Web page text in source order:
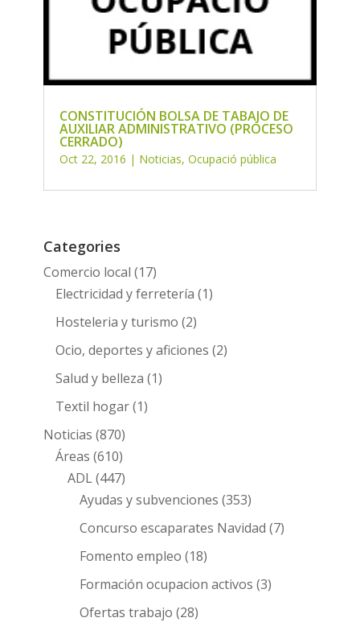
CONSTITUCIÓN BOLSA DE TABAJO DE
AUXILIAR ADMINISTRATIVO (PROCESO
CERRADO)
Oct 22, 2016 | Noticias, Ocupació pública
Categories
Comercio local (17)
Electricidad y ferretería (1)
Hosteleria y turismo (2)
Ocio, deportes y aficiones (2)
Salud y belleza (1)
Textil hogar(1)
Noticias (870)
Áreas (610)
ADL(447)
Ayudas y subvenciones (353)
Concurso escaparates Navidad (7)
Fomento empleo (18)
Formación ocupacion activos (3)
Ofertas trabajo (28)